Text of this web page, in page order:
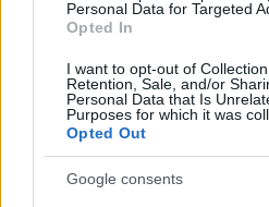
Personal Data for Targeted
Opted In
I want to opt-out of
Retention, Sale, and/or
Personal Data that Is
Purposes for which it was
Opted Out
Google consents
mentén az olasz támadások
méter magas hegy, a Monte
Görztől keletre húzódó
kulcsfontosságú volt…